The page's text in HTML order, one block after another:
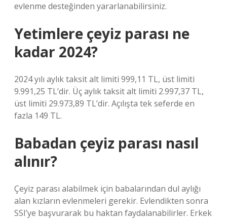
evlenme desteğinden yararlanabilirsiniz.
Yetimlere çeyiz parası ne
kadar 2024?
2024 yılı aylık taksit alt limiti 999,11 TL, üst limiti
9.991,25 TL’dir. Üç aylık taksit alt limiti 2.997,37 TL,
üst limiti 29.973,89 TL’dir. Açılışta tek seferde en
fazla 149 TL.
Babadan çeyiz parası nasıl
alınır?
Çeyiz parası alabilmek için babalarından dul aylığı
alan kızların evlenmeleri gerekir. Evlendikten sonra
SSI’ye başvurarak bu haktan faydalanabilirler. Erkek